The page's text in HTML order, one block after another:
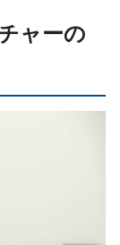
ャーの